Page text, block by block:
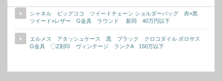
シャネル ビッグココ ツイードチェーン ショルダーバッグ 赤×黒
ツイード×レザー G金具 ラウンド 新同 40万円以下
エルメス アタッシュケース 黒 ブラック クロコダイル ポロサス
G金具 〇Z刻印 ヴィンテージ ランクA 150万以下